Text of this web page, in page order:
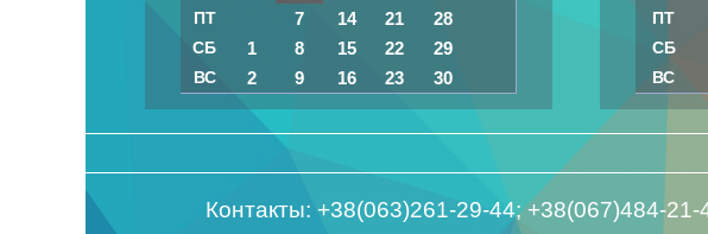
ПТ 7 14 21 28
СБ 1 8 15 22 29
ВС 2 9 16 23 30
ПТ
СБ
ВС
Контакты: +38(063)261-29-44; +38(067)484-